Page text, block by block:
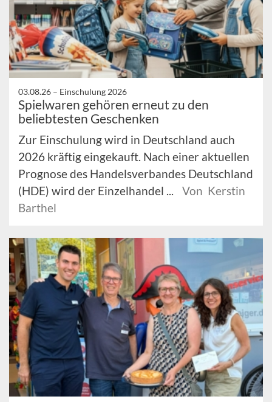
03.08.26 – Einschulung 2026
Spielwaren gehören erneut zu den
beliebtesten Geschenken
Zur Einschulung wird in Deutschland auch
2026 kräftig eingekauft. Nach einer aktuellen
Prognose des Handelsverbandes Deutschland
(HDE) wird der Einzelhandel ...
Von Kerstin
Barthel